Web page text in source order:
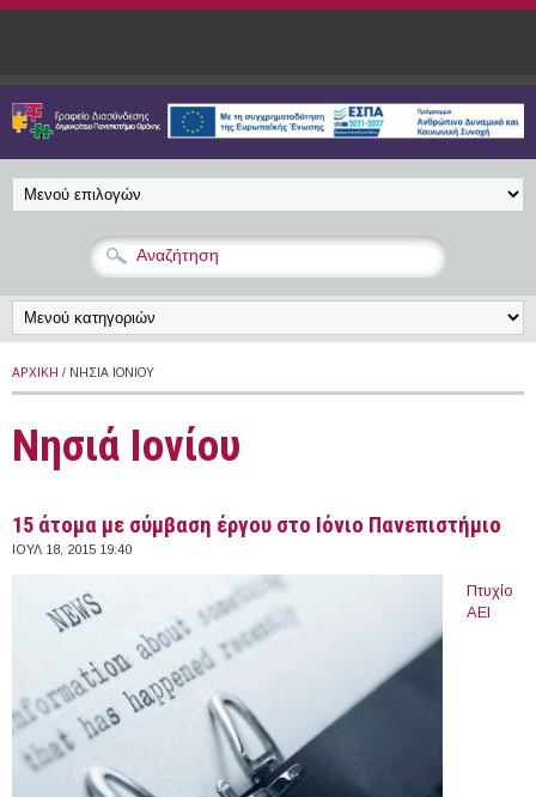
Παράκαμψη προς το κυρίως περιεχόμενο
ΑΡΧΙΚΉ / ΝΗΣΙΆ ΙΟΝΊΟΥ
Νησιά Ιονίου
15 άτομα με σύμβαση έργου στο Ιόνιο Πανεπιστήμιο
ΙΟΥΛ 18, 2015 19:40
Πτυχίο
ΑΕΙ